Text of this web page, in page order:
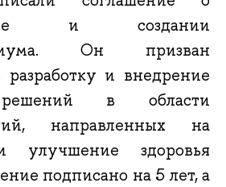
и создании
Он призван
разработку и внедрение
в области
направленных на
улучшение здоровья
подписано на 5 лет, а